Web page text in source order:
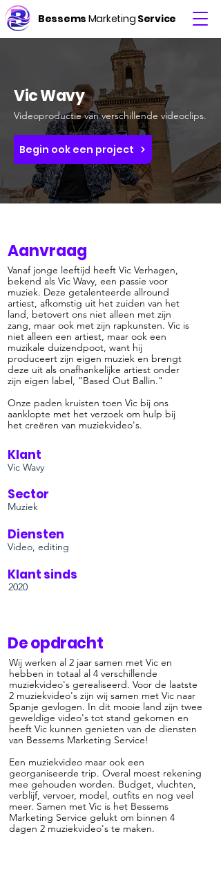
Bessems Marketing Service
Vic Wavy
Videoproductie van verschillende videoclips.
Begin ook een project
Aanvraag
Vanaf jonge leeftijd heeft Vic Verhagen,
bekend als Vic Wavy, een passie voor
muziek. Deze getalenteerde allround
artiest, afkomstig uit het zuiden van het
land, betovert ons niet alleen met zijn
zang, maar ook met zijn rapkunsten. Vic is
niet alleen een artiest, maar ook een
muzikale duizendpoot, want hij
produceert zijn eigen muziek en brengt
deze uit als onafhankelijke artiest onder
zijn eigen label, "Based Out Ballin."
Onze paden kruisten toen Vic bij ons
aanklopte met het verzoek om hulp bij
het creëren van muziekvideo's.
Klant
Vic Wavy
Sector
Muziek
Diensten
Video, editing
Klant sinds
2020
De opdracht
Wij werken al 2 jaar samen met Vic en
hebben in totaal al 4 verschillende
muziekvideo's gerealiseerd. Voor de laatste
2 muziekvideo's zijn wij samen met Vic naar
Spanje gevlogen. In dit mooie land zijn twee
geweldige video's tot stand gekomen en
heeft Vic kunnen genieten van de diensten
van Bessems Marketing Service!
Een muziekvideo maar ook een
georganiseerde trip. Overal moest rekening
mee gehouden worden. Budget, vluchten,
verblijf, vervoer, model, outfits en nog veel
meer. Samen met Vic is het Bessems
Marketing Service gelukt om binnen 4
dagen 2 muziekvideo's te maken.